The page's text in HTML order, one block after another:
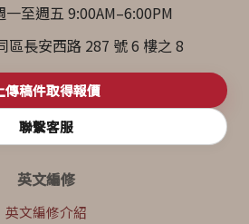
至週五 9:00AM–6:00PM
區長安西路 287 號 6 樓之 8
傳稿件取得報價
聯繫客服
英文編修
英文編修介紹